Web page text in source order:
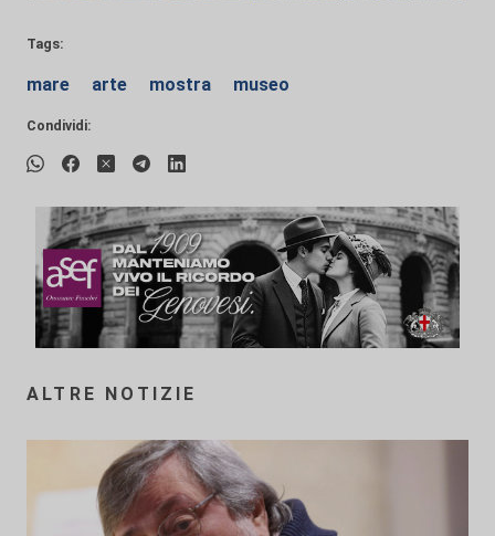
Tags:
mare arte mostra museo
Condividi:
ALTRE NOTIZIE